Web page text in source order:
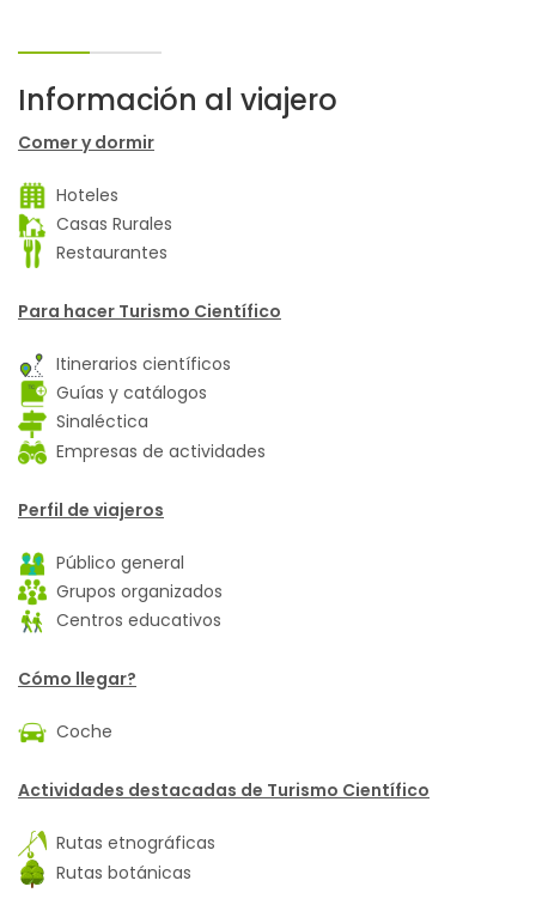
Información al viajero
Comer y dormir
Hoteles
Casas Rurales
Restaurantes
Para hacer Turismo Científico
Itinerarios científicos
Guías y catálogos
Sinaléctica
Empresas de actividades
Perfil de viajeros
Público general
Grupos organizados
Centros educativos
Cómo llegar?
Coche
Actividades destacadas de Turismo Científico
Rutas etnográficas
Rutas botánicas